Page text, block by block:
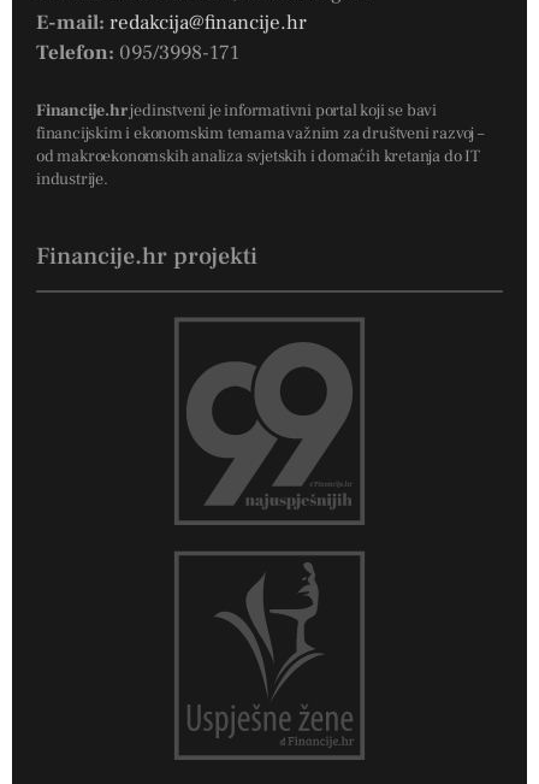
E-mail: redakcija@financije.hr
Telefon: 095/3998-171
Financije.hrjedinstveni je informativni portal koji se bavi
financijskim i ekonomskim temama važnim za društveni razvoj –
od makroekonomskih analiza svjetskih i domaćih kretanja do IT
industrije.
Financije.hr projekti